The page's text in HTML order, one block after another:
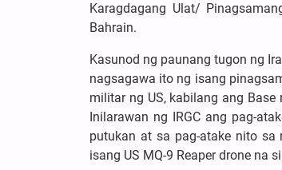
Karagdagang Ulat/
Bahrain.
Kasunod ng paunang tugon ng
nagsagawa ito ng isang
militar ng US, kabilang ang
Inilarawan ng IRGC ang pag-
putukan at sa pag-atake nito
isang US MQ-9 Reaper drone na